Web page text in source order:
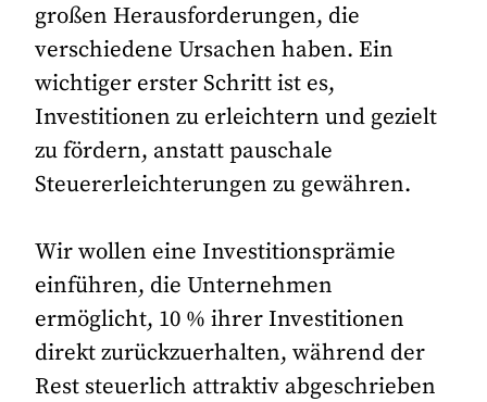
großen Herausforderungen, die
verschiedene Ursachen haben. Ein
wichtiger erster Schritt ist es,
Investitionen zu erleichtern und gezielt
zu fördern, anstatt pauschale
Steuererleichterungen zu gewähren.
Wir wollen eine Investitionsprämie
einführen, die Unternehmen
ermöglicht, 10 % ihrer Investitionen
direkt zurückzuerhalten, während der
Rest steuerlich attraktiv abgeschrieben